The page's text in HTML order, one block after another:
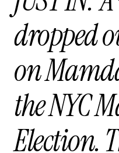
dropped
on
the NYC
Election.